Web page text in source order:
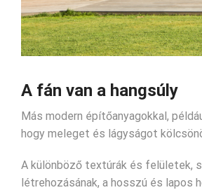
A fán van a hangsúly
Más modern építőanyagokkal,
hogy meleget és lágyságot
A különböző textúrák és felületek,
létrehozásának, a hosszú és lapos